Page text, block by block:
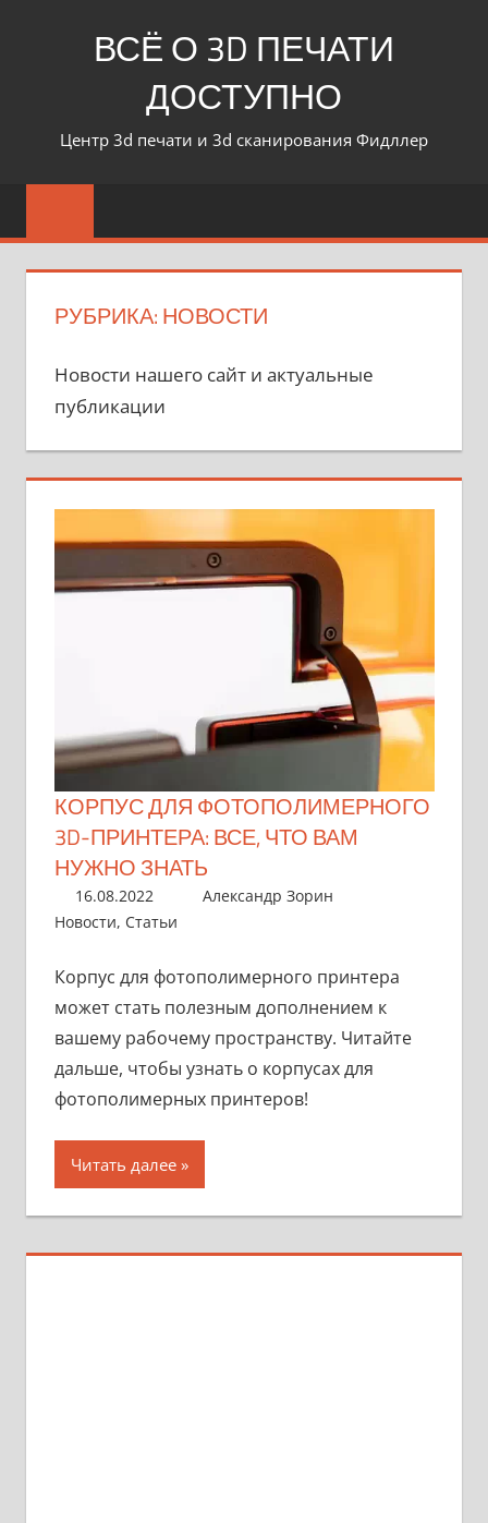
ВСЁ О 3D ПЕЧАТИ
ДОСТУПНО
Центр 3d печати и 3d сканирования Фидллер
РУБРИКА:НОВОСТИ
Новости нашего сайт и актуальные
публикации
КОРПУС ДЛЯ ФОТОПОЛИМЕРНОГО
3D-ПРИНТЕРА: ВСЕ, ЧТО ВАМ
НУЖНО ЗНАТЬ
16.08.2022
Александр Зорин
Новости, Статьи
Корпус для фотополимерного принтера
может стать полезным дополнением к
вашему рабочему пространству. Читайте
дальше, чтобы узнать о корпусах для
фотополимерных принтеров!
Читать далее